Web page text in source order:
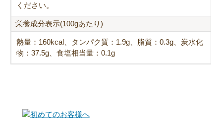
ください。
栄養成分表示(100gあたり)
熱量：160kcal、タンパク質：1.9g、脂質：0.3g、炭水化
物：37.5g、食塩相当量：0.1g